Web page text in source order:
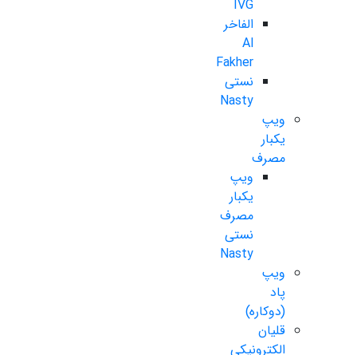
IVG
الفاخر
Al
Fakher
نستی
Nasty
ویپ
یکبار
مصرف
ویپ
یکبار
مصرف
نستی
Nasty
ویپ
پاد
(دوکاره)
قلیان
الکترونیکی